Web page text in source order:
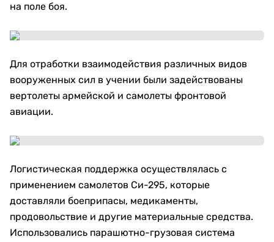
на поле боя.
Для отработки взаимодействия различных видов
вооруженных сил в учении были задействованы
вертолеты армейской и самолеты фронтовой
авиации.
Логистическая поддержка осуществлялась с
применением самолетов Си-295, которые
доставляли боеприпасы, медикаменты,
продовольствие и другие материальные средства.
Использовались парашютно-грузовая система